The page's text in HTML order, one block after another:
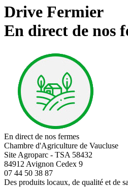
Drive Fermier
En direct de nos
En direct de nos fermes
Chambre d'Agriculture de Vaucluse
Site Agroparc - TSA 58432
84912 Avignon Cedex 9
07 44 50 38 87
Des produits locaux, de qualité et de